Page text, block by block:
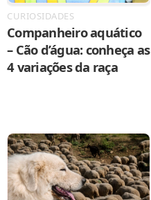
CURIOSIDADES
Companheiro aquático
– Cão d’água: conheça as
4 variações da raça